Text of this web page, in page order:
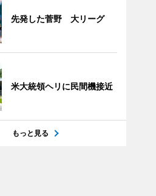
先発した菅野 大リーグ
米大統領ヘリに民間機接近
もっと見る